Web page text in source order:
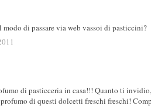
di passare via web vassoi di pasticcini?
di pasticceria in casa!!! Quanto ti
di questi dolcetti freschi freschi!